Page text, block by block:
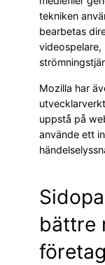
tekniken
bearbetas
videospelare,
Mozilla har
uppstå på
använde ett
bättre